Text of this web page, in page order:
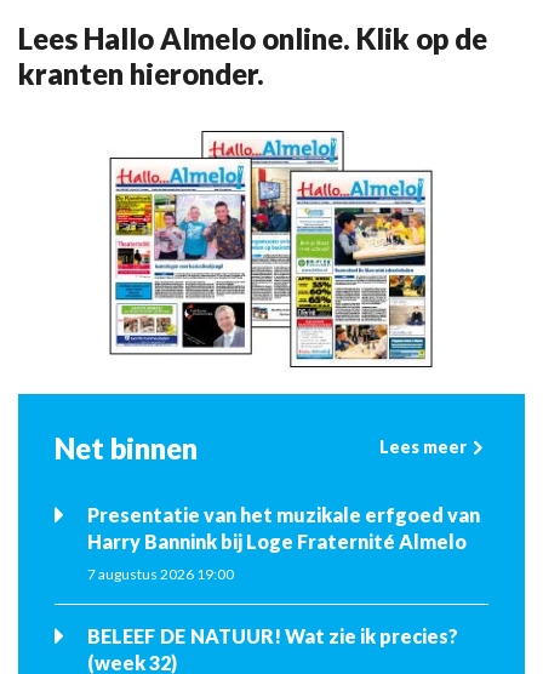
Lees Hallo Almelo online. Klik op de
kranten hieronder.
Net binnen Lees meer
Presentatie van het muzikale erfgoed van
Harry Bannink bij Loge Fraternité Almelo
7 augustus 2026 19:00
BELEEF DE NATUUR! Wat zie ik precies?
(week 32)